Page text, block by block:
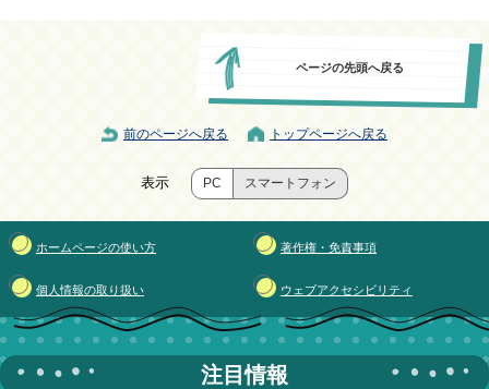
ページの先頭へ戻る
前のページへ戻る トップページへ戻る
表示 PC スマートフォン
ホームページの使い方 著作権・免責事項
個人情報の取り扱い ウェブアクセシビリティ
注目情報